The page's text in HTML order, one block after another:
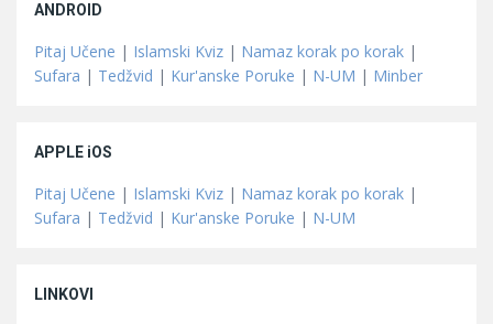
ANDROID
Pitaj Učene | Islamski Kviz | Namaz korak po korak |
Sufara | Tedžvid | Kur'anske Poruke | N-UM | Minber
APPLE iOS
Pitaj Učene | Islamski Kviz | Namaz korak po korak |
Sufara | Tedžvid | Kur'anske Poruke | N-UM
LINKOVI